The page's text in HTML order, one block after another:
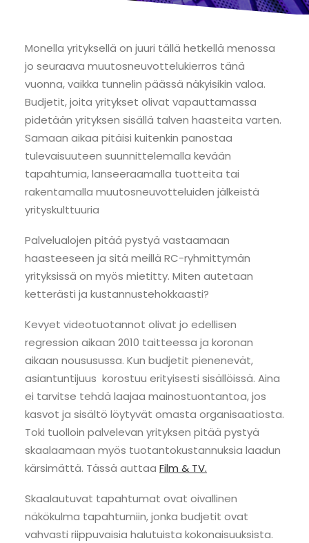
Monella yrityksellä on juuri tällä hetkellä menossa
jo seuraava muutosneuvottelukierros tänä
vuonna, vaikka tunnelin päässä näkyisikin valoa.
Budjetit, joita yritykset olivat vapauttamassa
pidetään yrityksen sisällä talven haasteita varten.
Samaan aikaa pitäisi kuitenkin panostaa
tulevaisuuteen suunnittelemalla kevään
tapahtumia, lanseeraamalla tuotteita tai
rakentamalla muutosneuvotteluiden jälkeistä
yrityskulttuuria
Palvelualojen pitää pystyä vastaamaan
haasteeseen ja sitä meillä RC-ryhmittymän
yrityksissä on myös mietitty. Miten autetaan
ketterästi ja kustannustehokkaasti?
Kevyet videotuotannot olivat jo edellisen
regression aikaan 2010 taitteessa ja koronan
aikaan noususussa. Kun budjetit pienenevät,
asiantuntijuus korostuu erityisesti sisällöissä. Aina
ei tarvitse tehdä laajaa mainostuontantoa, jos
kasvot ja sisältö löytyvät omasta organisaatiosta.
Toki tuolloin palvelevan yrityksen pitää pystyä
skaalaamaan myös tuotantokustannuksia laadun
kärsimättä. Tässä auttaa Film & TV.
Skaalautuvat tapahtumat ovat oivallinen
näkökulma tapahtumiin, jonka budjetit ovat
vahvasti riippuvaisia halutuista kokonaisuuksista.